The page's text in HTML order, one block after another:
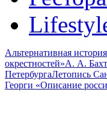
Альтернативная
окрестностей»А. А.
ПетербургаЛетопись
Георги «Описание